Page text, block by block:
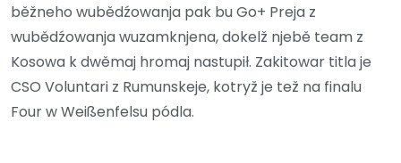
běžneho wubědźowanja pak bu Go+ Preja z
wubědźowanja wuzamknjena, dokelž njebě team z
Kosowa k dwěmaj hromaj nastupił. Zakitowar titla je
CSO Voluntari z Rumunskeje, kotryž je tež na finalu
Four w Weißenfelsu pódla.